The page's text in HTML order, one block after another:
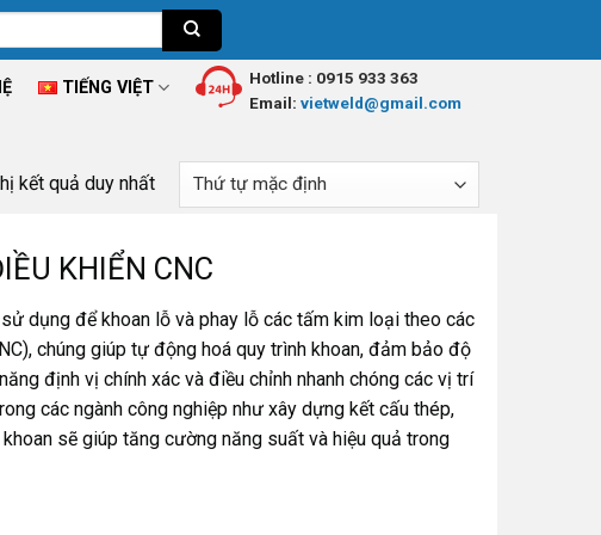
TIẾNG VIỆT Hotline : 0915 933 363
Email: vietweld@gmail.com
kết quả duy nhất
KHIỂN CNC
dụng để khoan lỗ và phay lỗ các tấm kim loại theo các
chúng giúp tự động hoá quy trình khoan, đảm bảo độ
định vị chính xác và điều chỉnh nhanh chóng các vị trí
các ngành công nghiệp như xây dựng kết cấu thép,
sẽ giúp tăng cường năng suất và hiệu quả trong